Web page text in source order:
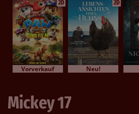
2D
Vorverkauf
2D
Neu!
Mickey 17